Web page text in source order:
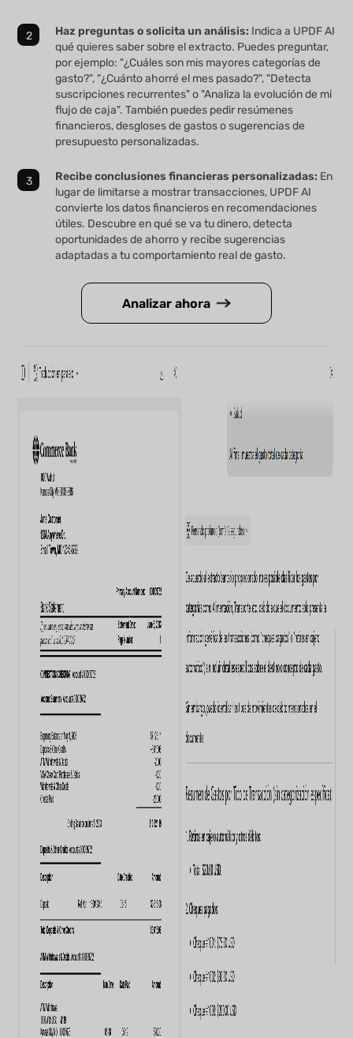
Haz preguntas o solicita un análisis: Indica a UPDF AI
qué quieres saber sobre el extracto. Puedes preguntar,
por ejemplo: "¿Cuáles son mis mayores categorías de
gasto?", "¿Cuánto ahorré el mes pasado?", "Detecta
suscripciones recurrentes" o "Analiza la evolución de mi
flujo de caja". También puedes pedir resúmenes
financieros, desgloses de gastos o sugerencias de
presupuesto personalizadas.
Recibe conclusiones financieras personalizadas: En
lugar de limitarse a mostrar transacciones, UPDF AI
convierte los datos financieros en recomendaciones
útiles. Descubre en qué se va tu dinero, detecta
oportunidades de ahorro y recibe sugerencias
adaptadas a tu comportamiento real de gasto.
Analizar ahora